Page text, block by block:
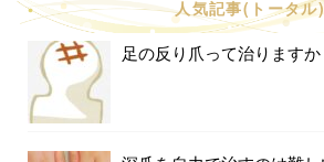
人気記事(トータル
足の反り爪って治りますか